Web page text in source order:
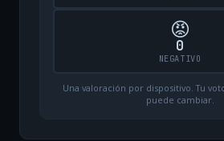
😡
0
NEGATIVO
Una valoración por dispositivo. Tu
puede cambiar.